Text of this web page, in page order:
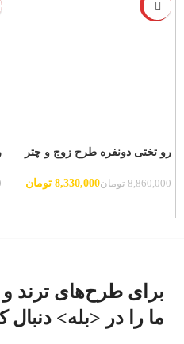
-6%
رو تختی دونفره طرح زوج و چتر
8,860,000 تومان8,330,000 تومان
برای طرح‌های ترند و
ما را در <بله> دنبال